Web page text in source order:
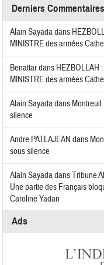
Derniers Commentaires
Alain Sayadadans
MINISTRE des armées
Benattardans HEZBOLLAH
MINISTRE des armées
Alain Sayadadans
silence
Andre PATLAJEAN dans
sous silence
Alain SayadadansTribune
Une partie des Français
Caroline Yadan
Ads